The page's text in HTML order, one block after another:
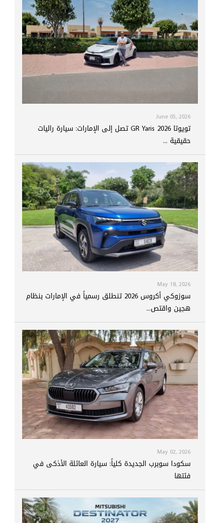
June 05, 2026
تويوتا GR Yaris 2026 تصل إلى الإمارات: سيارة راليات
حقيقية ...
May 18, 2026
سوزوكي أكروس 2026 تنطلق رسمياً في الإمارات بنظام
هجين واقتص...
May 02, 2026
سكودا سوبرب الجديدة كلياً: سيارة العائلة الأذكى في
فئتها